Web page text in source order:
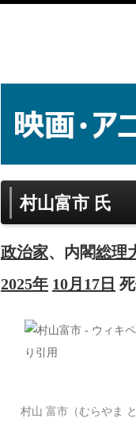
村山富市 氏
政治家、内閣総理
2025年 10月17日
村山 富市（むらやま